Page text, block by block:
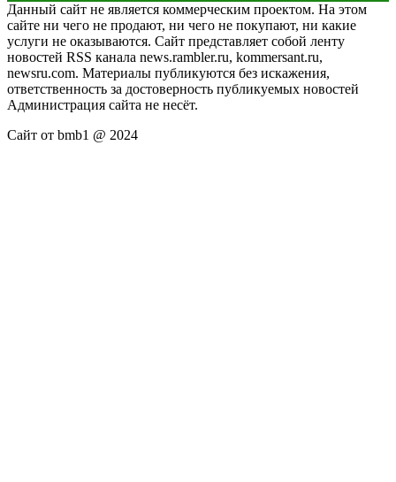
Данный сайт не является коммерческим проектом. На этом
сайте ни чего не продают, ни чего не покупают, ни какие
услуги не оказываются. Сайт представляет собой ленту
новостей RSS канала news.rambler.ru, kommersant.ru,
newsru.com. Материалы публикуются без искажения,
ответственность за достоверность публикуемых новостей
Администрация сайта не несёт.
Сайт от bmb1 @ 2024